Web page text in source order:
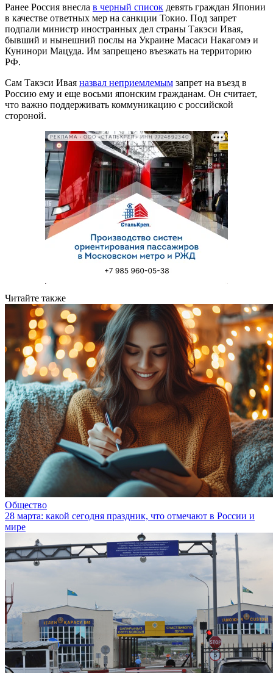
Ранее Россия внесла в черный список девять граждан Японии
в качестве ответных мер на санкции Токио. Под запрет
подпали министр иностранных дел страны Такэси Ивая,
бывший и нынешний послы на Украине Масаси Накагомэ и
Кунинори Мацуда. Им запрещено въезжать на территорию
РФ.
Сам Такэси Ивая назвал неприемлемым запрет на въезд в
Россию ему и еще восьми японским гражданам. Он считает,
что важно поддерживать коммуникацию с российской
стороной.
РЕКЛАМА • ООО «СТАЛЬКРЕП» ИНН 7724892340
Читайте также
Общество
28 марта: какой сегодня праздник, что отмечают в России и
мире